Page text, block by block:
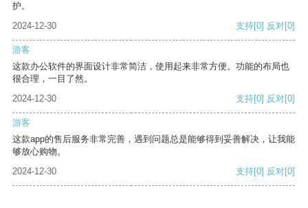
护。
2024-12-30
支持[0] 反对[0]
游客
这款办公软件的界面设计非常简洁，使用起来非常方便。功能的布局也
很合理，一目了然。
2024-12-30
支持[0] 反对[0]
游客
这款app的售后服务非常完善，遇到问题总是能够得到妥善解决，让我能
够放心购物。
2024-12-30
支持[0] 反对[0]